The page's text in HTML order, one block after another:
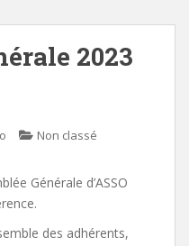
2023
Non classé
Générale d’ASSO
des adhérents,